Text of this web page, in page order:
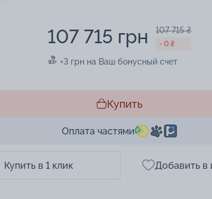
107 715 грн 107 715 ₴
- 0 ₴
+3 грн на Ваш бонусный счет
Купить
Оплата частями
Купить в 1 клик Добавить в